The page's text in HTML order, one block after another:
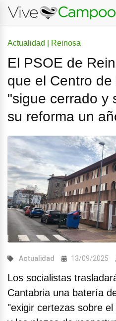
Actualidad | Reinosa
El PSOE de
que el Centro
"sigue cerrado y
su reforma un
Actualidad 13/09/2025
Los socialistas
Cantabria una batería
"exigir certezas sobre